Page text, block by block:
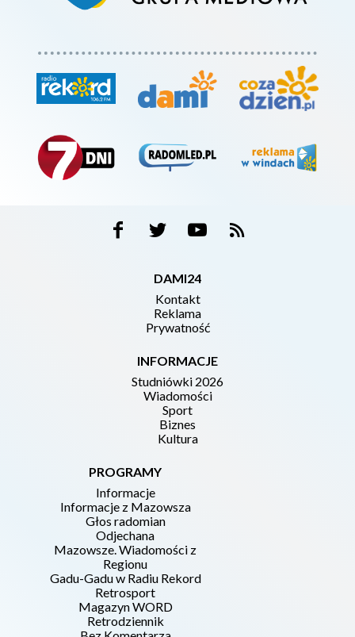
DAMI24
Kontakt
Reklama
Prywatność
INFORMACJE
Studniówki 2026
Wiadomości
Sport
Biznes
Kultura
PROGRAMY
Informacje
Informacje z Mazowsza
Głos radomian
Odjechana
Mazowsze. Wiadomości z
Regionu
Gadu-Gadu w Radiu Rekord
Retrosport
Magazyn WORD
Retrodziennik